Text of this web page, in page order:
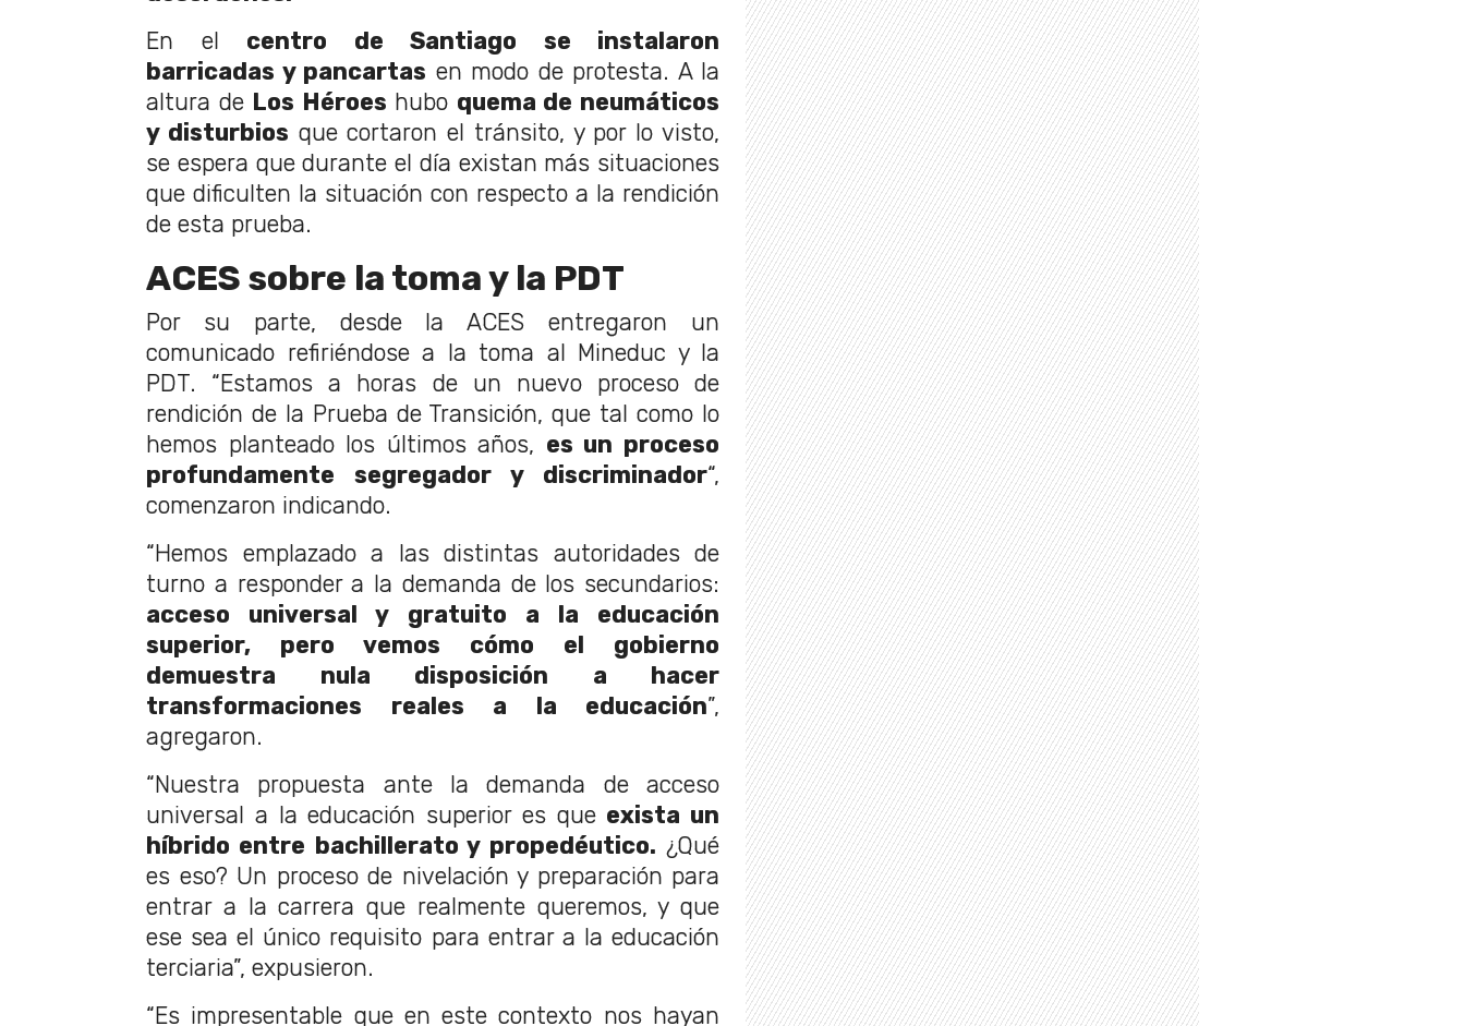
En el centro de Santiago se instalaron
barricadas y pancartas en modo de protesta. A la
altura de Los Héroes hubo quema de neumáticos
y disturbios que cortaron el tránsito, y por lo visto,
se espera que durante el día existan más situaciones
que dificulten la situación con respecto a la rendición
de esta prueba.
ACES sobre la toma y la PDT
Por su parte, desde la ACES entregaron un
comunicado refiriéndose a la toma al Mineduc y la
PDT. “Estamos a horas de un nuevo proceso de
rendición de la Prueba de Transición, que tal como lo
hemos planteado los últimos años, es un proceso
profundamente segregador y discriminador“,
comenzaron indicando.
“Hemos emplazado a las distintas autoridades de
turno a responder a la demanda de los secundarios:
acceso universal y gratuito a la educación
superior, pero vemos cómo el gobierno
demuestra nula disposición a hacer
transformaciones reales a la educación”,
agregaron.
“Nuestra propuesta ante la demanda de acceso
universal a la educación superior es que exista un
híbrido entre bachillerato y propedéutico. ¿Qué
es eso? Un proceso de nivelación y preparación para
entrar a la carrera que realmente queremos, y que
ese sea el único requisito para entrar a la educación
terciaria”, expusieron.
“Es impresentable que en este contexto nos hayan